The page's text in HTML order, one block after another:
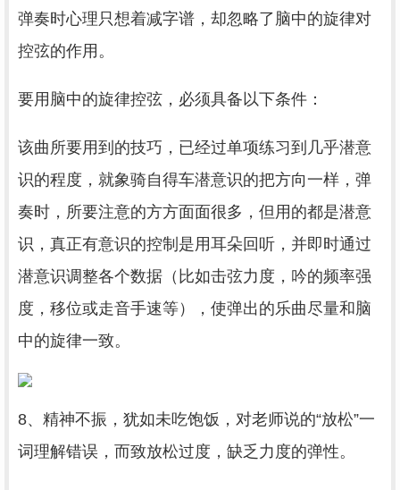
弹奏时心理只想着减字谱，却忽略了脑中的旋律对
控弦的作用。
要用脑中的旋律控弦，必须具备以下条件：
该曲所要用到的技巧，已经过单项练习到几乎潜意
识的程度，就象骑自得车潜意识的把方向一样，弹
奏时，所要注意的方方面面很多，但用的都是潜意
识，真正有意识的控制是用耳朵回听，并即时通过
潜意识调整各个数据（比如击弦力度，吟的频率强
度，移位或走音手速等），使弹出的乐曲尽量和脑
中的旋律一致。
8、精神不振，犹如未吃饱饭，对老师说的“放松”一
词理解错误，而致放松过度，缺乏力度的弹性。